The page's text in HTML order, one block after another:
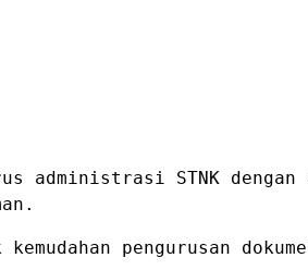
administrasi STNK dengan
pengurusan